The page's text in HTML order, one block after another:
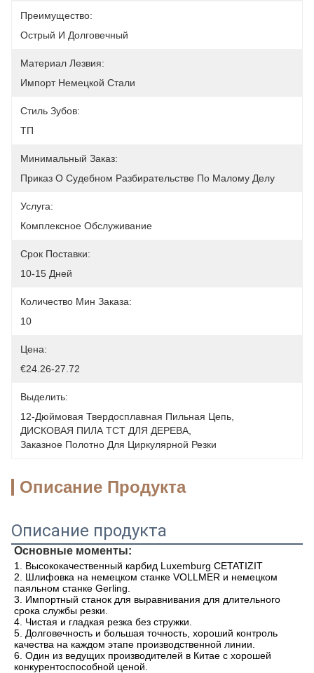
Преимущество:
Острый И Долговечный
Материал Лезвия:
Импорт Немецкой Стали
Стиль Зубов:
ТП
Минимальный Заказ:
Приказ О Судебном Разбирательстве По Малому Делу
Услуга:
Комплексное Обслуживание
Срок Поставки:
10-15 Дней
Количество Мин Заказа:
10
Цена:
€24.26-27.72
Выделить:
12-Дюймовая Твердосплавная Пильная Цепь
ДИСКОВАЯ ПИЛА TCT ДЛЯ ДЕРЕВА
Заказное Полотно Для Циркулярной Резки
Описание Продукта
Описание продукта
Основные моменты:
1. Высококачественный карбид Luxemburg CETATIZIT
2. Шлифовка на немецком станке VOLLMER и немецком
паяльном станке Gerling.
3. Импортный станок для выравнивания для длительного
срока службы резки.
4. Чистая и гладкая резка без стружки.
5. Долговечность и большая точность, хороший контроль
качества на каждом этапе производственной линии.
6. Один из ведущих производителей в Китае с хорошей
конкурентоспособной ценой.